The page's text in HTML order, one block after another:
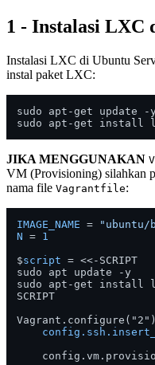
1 - Instalasi LXC
Instalasi LXC di Ubuntu
instal paket LXC:
sudo apt-get update -
JIKA MENGGUNAKAN
VM (Provisioning) silahkan
nama file Vagrantfile:
IMAGE_NAME =
"ubuntu/
N = 1
$script = <<-SCRIPT
sudo apt update -y
sudo apt-get install
SCRIPT